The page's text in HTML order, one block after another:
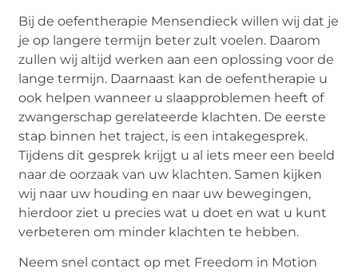
Bij de oefentherapie Mensendieck willen wij dat je
je op langere termijn beter zult voelen. Daarom
zullen wij altijd werken aan een oplossing voor de
lange termijn. Daarnaast kan de oefentherapie u
ook helpen wanneer u slaapproblemen heeft of
zwangerschap gerelateerde klachten. De eerste
stap binnen het traject, is een intakegesprek.
Tijdens dit gesprek krijgt u al iets meer een beeld
naar de oorzaak van uw klachten. Samen kijken
wij naar uw houding en naar uw bewegingen,
hierdoor ziet u precies wat u doet en wat u kunt
verbeteren om minder klachten te hebben.
Neem snel contact op met Freedom in Motion